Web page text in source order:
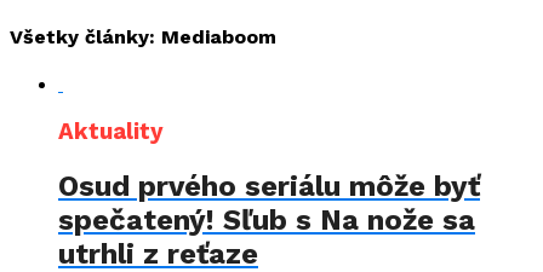
Všetky články: Mediaboom
Aktuality
Osud prvého seriálu môže byť
spečatený! Sľub s Na nože sa
utrhli z reťaze